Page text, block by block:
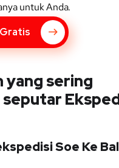
untuk Anda.
yang sering
Soe Ke